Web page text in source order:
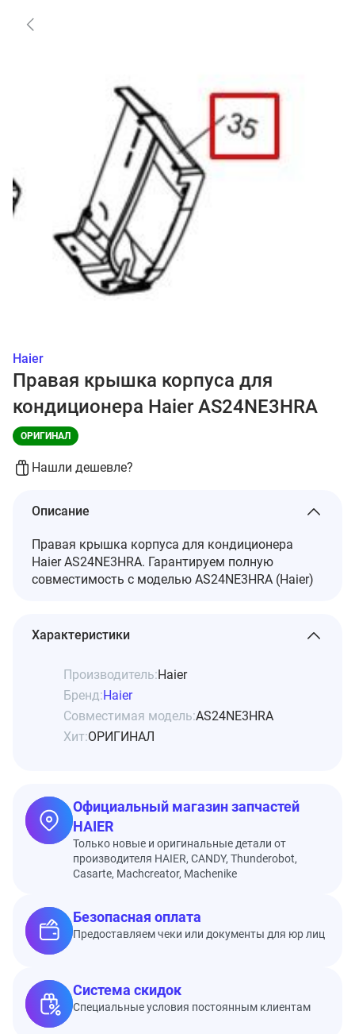
Haier
Правая крышка корпуса для
кондиционера Haier AS24NE3HRA
ОРИГИНАЛ
Нашли дешевле?
Описание
Правая крышка корпуса для кондиционера
Haier AS24NE3HRA. Гарантируем полную
совместимость с моделью AS24NE3HRA (Haier)
Характеристики
Производитель:Haier
Бренд:Haier
Совместимая модель:AS24NE3HRA
Хит:ОРИГИНАЛ
Официальный магазин запчастей
HAIER
Только новые и оригинальные детали от
производителя HAIER, CANDY, Thunderobot,
Casarte, Machcreator, Machenike
Безопасная оплата
Предоставляем чеки или документы для юр лиц
Система скидок
Специальные условия постоянным клиентам